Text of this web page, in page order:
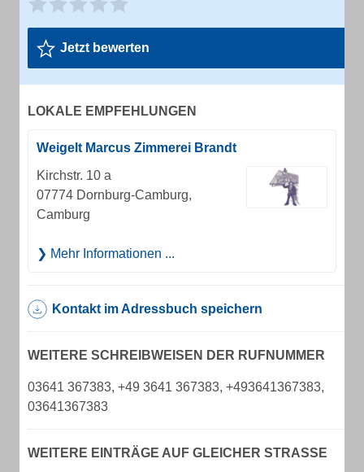
Jetzt bewerten
LOKALE EMPFEHLUNGEN
Weigelt Marcus Zimmerei Brandt
Kirchstr. 10 a
07774 Dornburg-Camburg,
Camburg
Mehr Informationen ...
Kontakt im Adressbuch speichern
WEITERE SCHREIBWEISEN DER RUFNUMMER
03641 367383, +49 3641 367383, +493641367383,
03641367383
WEITERE EINTRÄGE AUF GLEICHER STRASSE